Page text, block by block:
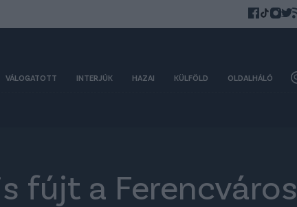
VÁLOGATOTT INTERJÚK HAZAI KÜLFÖLD OLDALHÁLÓ
fújt a Ferencváros